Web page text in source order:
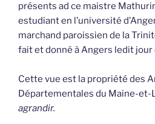
présents ad ce maistre
estudiant en l’université
marchand paroissien de la
fait et donné à Angers ledit jour
Cette vue est la propriété des
Départementales du Maine-et-
agrandir.